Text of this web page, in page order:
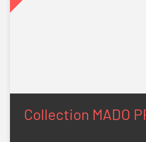
Collection MADO